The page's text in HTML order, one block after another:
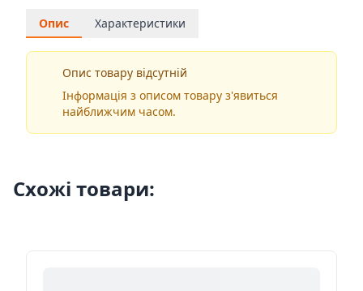
Опис Характеристики
Опис товару відсутній
Інформація з описом товару з'явиться
найближчим часом.
Схожі товари: